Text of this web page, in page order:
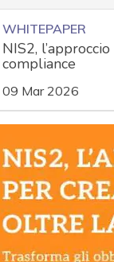
WHITEPAPER
NIS2,
compliance
09 Mar 2026